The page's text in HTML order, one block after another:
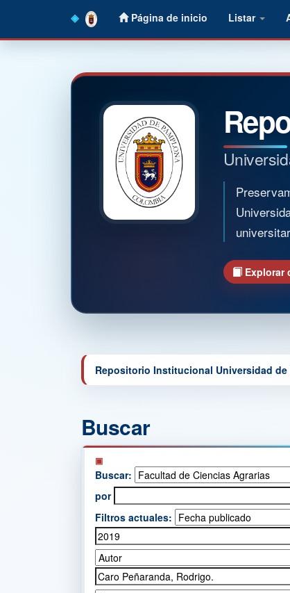
Página de inicio Listar
Explorar
Repositorio Institucional Universidad de
Buscar
Buscar:
por
Filtros actuales: